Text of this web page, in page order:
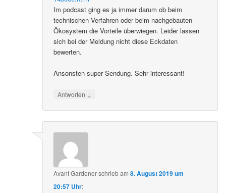
Im podcast ging es ja immer darum ob beim
technischen Verfahren oder beim nachgebauten
Ökosystem die Vorteile überwiegen. Leider lassen
sich bei der Meldung nicht diese Eckdaten
bewerten.
Ansonsten super Sendung. Sehr interessant!
Antworten ↓
Avant Gardenerschriebam8. August 2019 um
20:57 Uhr: